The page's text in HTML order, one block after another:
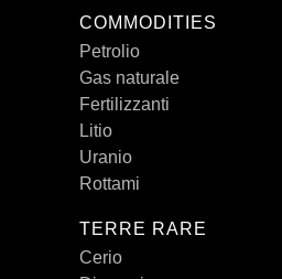
COMMODITIES
Petrolio
Gas naturale
Fertilizzanti
Litio
Uranio
Rottami
TERRE RARE
Cerio